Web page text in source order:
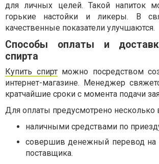
для личных целей. Такой напиток
горькие настойки и ликеры. В
качественные показатели улучшаются.
Способы оплаты и
спирта
Купить спиртможно посредством
интернет-магазине. Менеджер
кратчайшие сроки с момента подачи
Для оплаты предусмотрено несколько
наличными средствами по
совершив денежный перевод на
поставщика.